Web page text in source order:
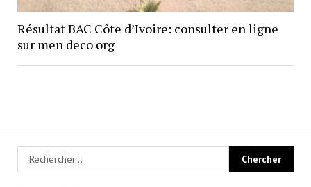
Résultat BAC Côte d’Ivoire: consulter en ligne
sur men deco org